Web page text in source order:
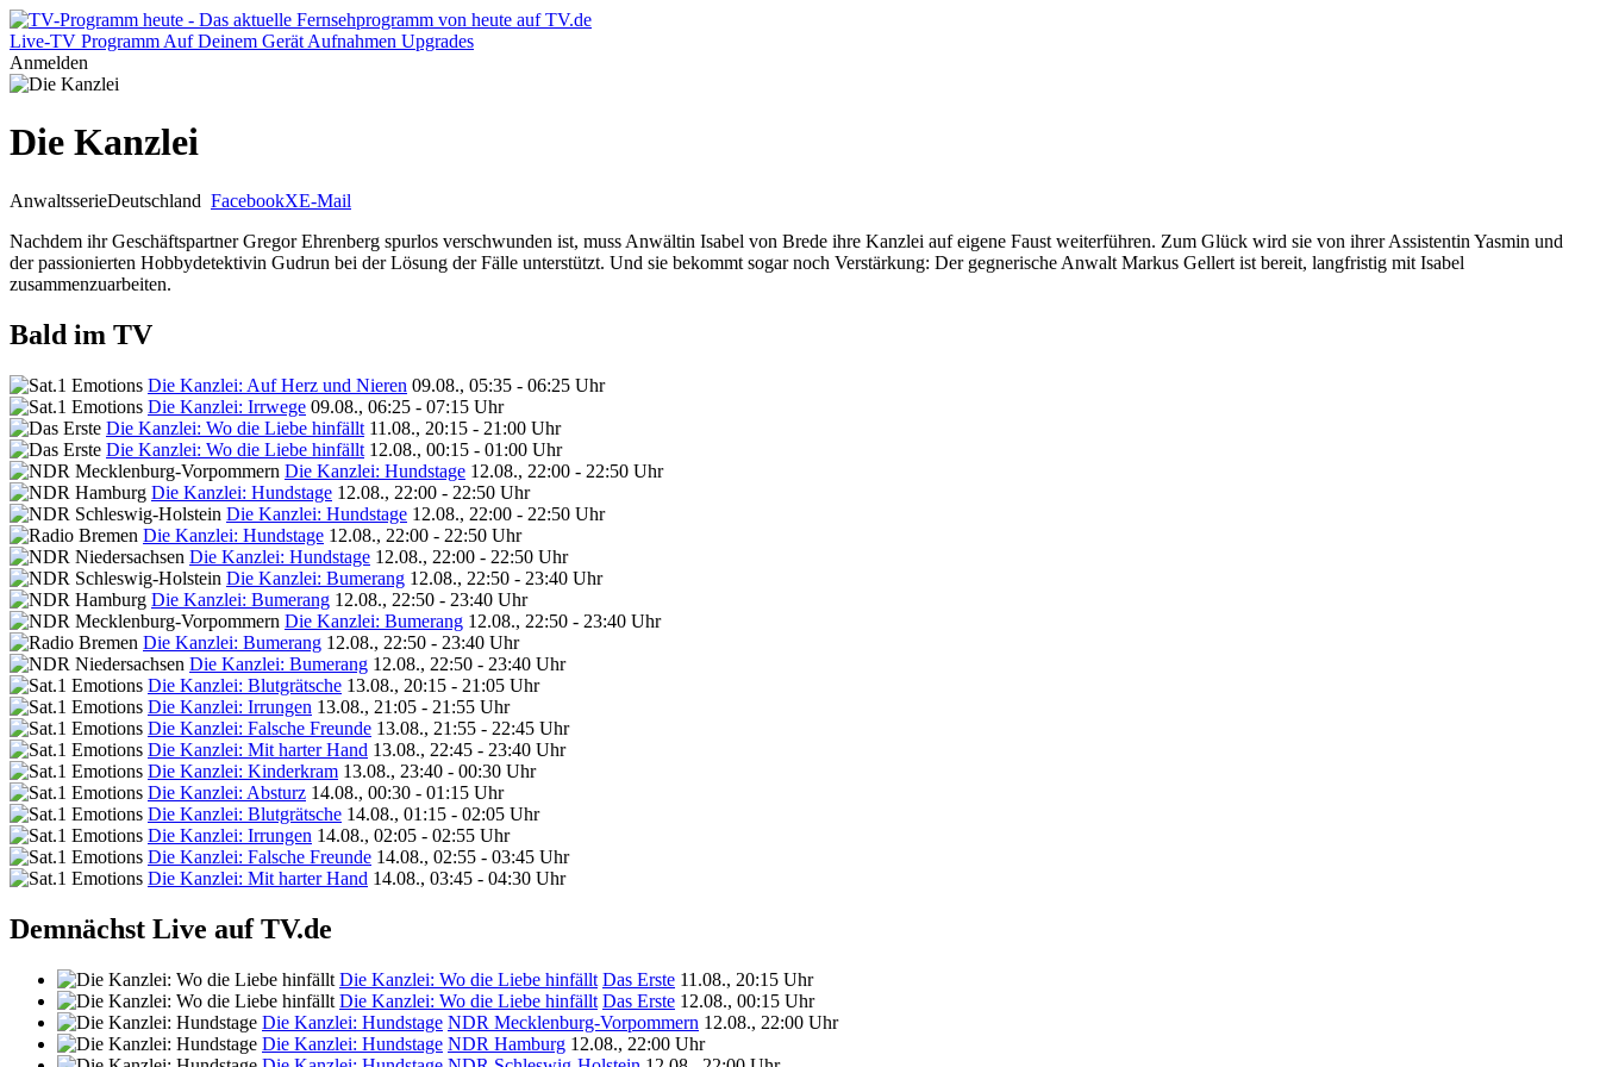
Live-TV Programm Auf Deinem Gerät Aufnahmen Upgrades
Anmelden
Die Kanzlei
AnwaltsserieDeutschland FacebookXE-Mail
Nachdem ihr Geschäftspartner Gregor Ehrenberg spurlos verschwunden ist, muss Anwältin Isabel von Brede ihre Kanzlei auf eigene Faust weiterführen. Zum Glück wird sie von ihrer Assistentin Yasmin und
der passionierten Hobbydetektivin Gudrun bei der Lösung der Fälle unterstützt. Und sie bekommt sogar noch Verstärkung: Der gegnerische Anwalt Markus Gellert ist bereit, langfristig mit Isabel
zusammenzuarbeiten.
Bald im TV
Die Kanzlei: Auf Herz und Nieren 09.08., 05:35 - 06:25 Uhr
Die Kanzlei: Irrwege 09.08., 06:25 - 07:15 Uhr
Die Kanzlei: Wo die Liebe hinfällt 11.08., 20:15 - 21:00 Uhr
Die Kanzlei: Wo die Liebe hinfällt 12.08., 00:15 - 01:00 Uhr
Die Kanzlei: Hundstage 12.08., 22:00 - 22:50 Uhr
Die Kanzlei: Hundstage 12.08., 22:00 - 22:50 Uhr
Die Kanzlei: Hundstage 12.08., 22:00 - 22:50 Uhr
Die Kanzlei: Hundstage 12.08., 22:00 - 22:50 Uhr
Die Kanzlei: Hundstage 12.08., 22:00 - 22:50 Uhr
Die Kanzlei: Bumerang 12.08., 22:50 - 23:40 Uhr
Die Kanzlei: Bumerang 12.08., 22:50 - 23:40 Uhr
Die Kanzlei: Bumerang 12.08., 22:50 - 23:40 Uhr
Die Kanzlei: Bumerang 12.08., 22:50 - 23:40 Uhr
Die Kanzlei: Bumerang 12.08., 22:50 - 23:40 Uhr
Die Kanzlei: Blutgrätsche 13.08., 20:15 - 21:05 Uhr
Die Kanzlei: Irrungen 13.08., 21:05 - 21:55 Uhr
Die Kanzlei: Falsche Freunde 13.08., 21:55 - 22:45 Uhr
Die Kanzlei: Mit harter Hand 13.08., 22:45 - 23:40 Uhr
Die Kanzlei: Kinderkram 13.08., 23:40 - 00:30 Uhr
Die Kanzlei: Absturz 14.08., 00:30 - 01:15 Uhr
Die Kanzlei: Blutgrätsche 14.08., 01:15 - 02:05 Uhr
Die Kanzlei: Irrungen 14.08., 02:05 - 02:55 Uhr
Die Kanzlei: Falsche Freunde 14.08., 02:55 - 03:45 Uhr
Die Kanzlei: Mit harter Hand 14.08., 03:45 - 04:30 Uhr
Demnächst Live auf TV.de
Die Kanzlei: Wo die Liebe hinfällt Das Erste 11.08., 20:15 Uhr
Die Kanzlei: Wo die Liebe hinfällt Das Erste 12.08., 00:15 Uhr
Die Kanzlei: Hundstage NDR Mecklenburg-Vorpommern 12.08., 22:00 Uhr
Die Kanzlei: Hundstage NDR Hamburg 12.08., 22:00 Uhr